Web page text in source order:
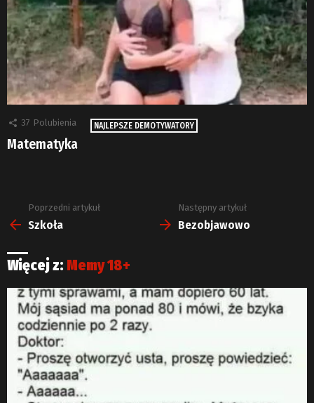
37 Polubienia NAJLEPSZE DEMOTYWATORY
Matematyka
Zobacz
więcej
Poprzedni artykuł
Szkoła
Następny artykuł
Bezobjawowo
Więcej z: Memy 18+